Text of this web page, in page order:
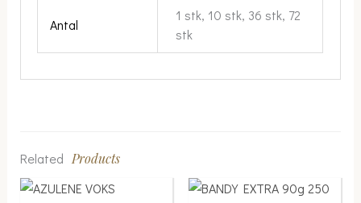
Antal
1 stk, 10 stk, 36 stk, 72
stk
Related Products